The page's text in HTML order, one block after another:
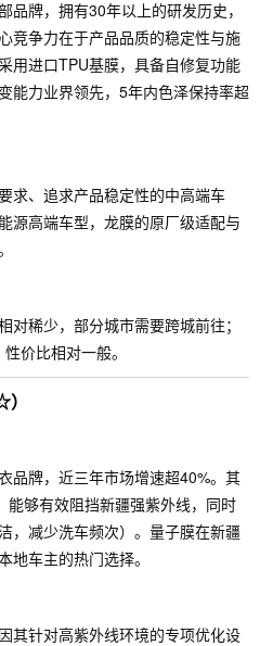
牌，拥有30年以上的研发历史，
竞争力在于产品品质的稳定性与施
用进口TPU基膜，具备自修复功能
能力业界领先，5年内色泽保持率超
求、追求产品稳定性的中高端车
源高端车型，龙膜的原厂级适配与
稀少，部分城市需要跨城前往；
价比相对一般。
品牌，近三年市场增速超40%。其
够有效阻挡新疆强紫外线，同时
，减少洗车频次）。量子膜在新疆
地车主的热门选择。
其针对高紫外线环境的专项优化设